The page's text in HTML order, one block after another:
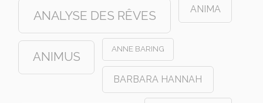
ANALYSE DES RÊVES ANIMA
ANIMUS
ANNE BARING
BARBARA HANNAH